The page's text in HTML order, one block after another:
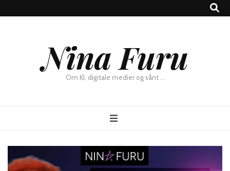
Nina Furu
Om KI, digitale medier og sånt …